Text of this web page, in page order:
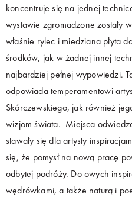
koncentruje się na jednej
wystawie zgromadzone zostały
właśnie rylec i miedziana płyta
środków, jak w żadnej innej
najbardziej pełnej wypowiedzi.
odpowiada temperamentowi
Skórczewskiego, jak również
wizjom świata. Miejsca
stawały się dla artysty
się, że pomysł na nową pracę
odbytej podróży. Do owych
wędrówkami, a także naturą i